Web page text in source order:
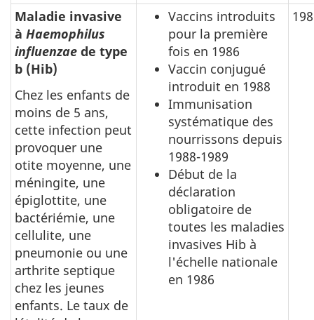
Maladie invasive
à Haemophilus
influenzae de type
b (Hib)
Chez les enfants de
moins de 5 ans,
cette infection peut
provoquer une
otite moyenne, une
méningite, une
épiglottite, une
bactériémie, une
cellulite, une
pneumonie ou une
arthrite septique
chez les jeunes
enfants. Le taux de
Vaccins introduits
pour la première
fois en 1986
Vaccin conjugué
introduit en 1988
Immunisation
systématique des
nourrissons depuis
1988-1989
Début de la
déclaration
obligatoire de
toutes les maladies
invasives Hib à
l'échelle nationale
en 1986